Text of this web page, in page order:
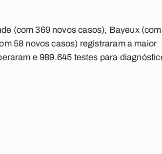
(com 369 novos casos), Bayeux (com
58 novos casos) registraram a maior
e 989.645 testes para